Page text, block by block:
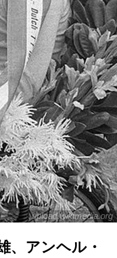
upload.wikimedia.org
、アンヘル・